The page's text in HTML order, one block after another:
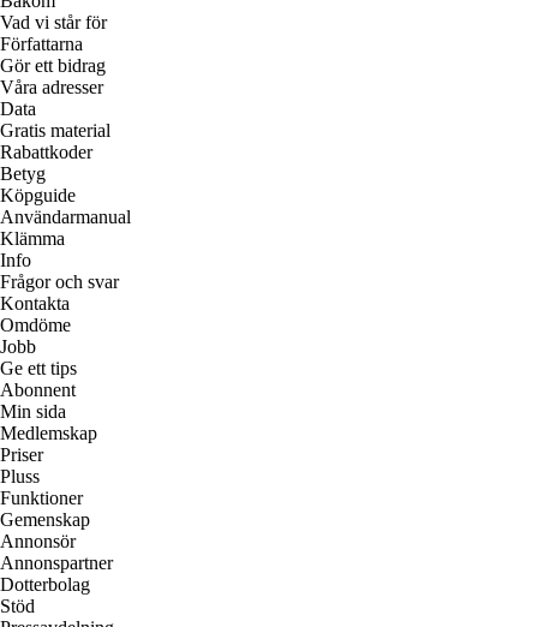
Vad vi står för
Författarna
Gör ett bidrag
Våra adresser
Data
Gratis material
Rabattkoder
Betyg
Köpguide
Användarmanual
Klämma
Info
Frågor och svar
Kontakta
Omdöme
Jobb
Ge ett tips
Abonnent
Min sida
Medlemskap
Priser
Pluss
Funktioner
Gemenskap
Annonsör
Annonspartner
Dotterbolag
Stöd